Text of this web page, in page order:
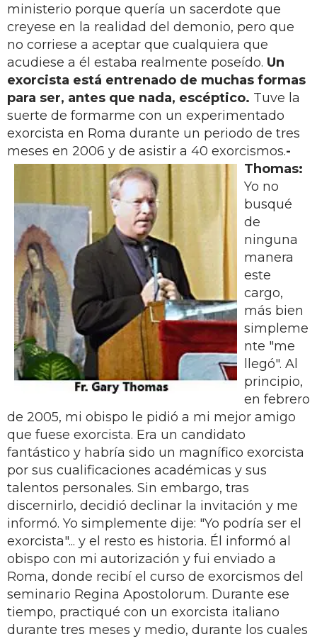
ministerio porque quería un sacerdote que
creyese en la realidad del demonio, pero que
no corriese a aceptar que cualquiera que
acudiese a él estaba realmente poseído. Un
exorcista está entrenado de muchas formas
para ser, antes que nada, escéptico. Tuve la
suerte de formarme con un experimentado
exorcista en Roma durante un periodo de tres
meses en 2006 y de asistir a 40 exorcismos.-
Thomas:
Yo no
busqué
de
ninguna
manera
este
cargo,
más bien
simpleme
nte "me
llegó". Al
principio,
en febrero
de 2005, mi obispo le pidió a mi mejor amigo
que fuese exorcista. Era un candidato
fantástico y habría sido un magnífico exorcista
por sus cualificaciones académicas y sus
talentos personales. Sin embargo, tras
discernirlo, decidió declinar la invitación y me
informó. Yo simplemente dije: "Yo podría ser el
exorcista"... y el resto es historia. Él informó al
obispo con mi autorización y fui enviado a
Roma, donde recibí el curso de exorcismos del
seminario Regina Apostolorum. Durante ese
tiempo, practiqué con un exorcista italiano
durante tres meses y medio, durante los cuales